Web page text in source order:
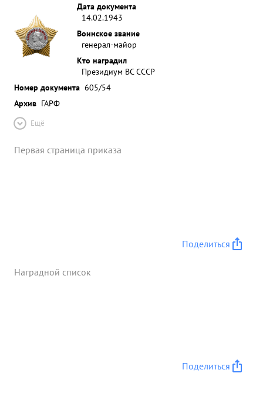
Дата документа
14.02.1943
Воинское звание
генерал-майор
Кто наградил
Президиум ВС СССР
Номер документа 605/54
Архив ГАРФ
Ещё
Первая страница приказа
Поделиться
Наградной список
Поделиться